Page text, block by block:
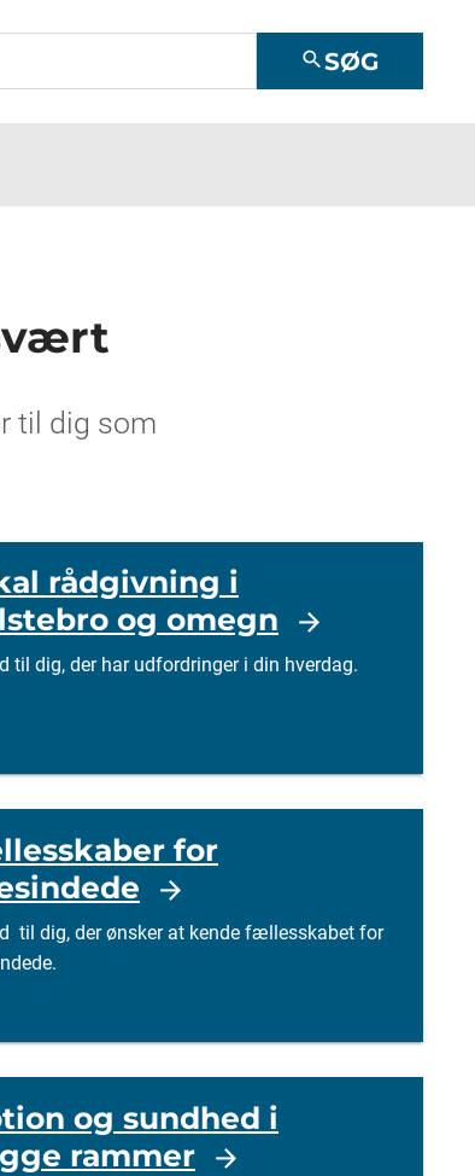
searchSØG
til dig som
rådgivning i
og omegn
til dig, der har udfordringer i din hverdag.
for
til dig, der ønsker at kende fællesskabet for
og sundhed i
rammer